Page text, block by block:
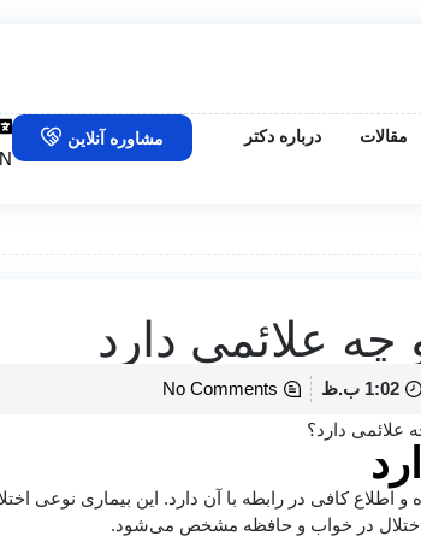
مقالات درباره دکتر مشاوره آنلاین
چه علائمی دارد
1:02 ب.ظ No Comments
کافی در رابطه با آن دارد. این بیماری نوعی
اختلال در خواب و حافظه مشخص می‌شود.